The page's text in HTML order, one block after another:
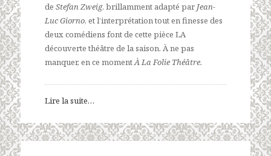
de Stefan Zweig, brillamment adapté par Jean-
Luc Giorno, et l’interprétation tout en finesse des
deux comédiens font de cette pièce LA
découverte théâtre de la saison. À ne pas
manquer, en ce momentÀ La Folie Théâtre.
Lire la suite…